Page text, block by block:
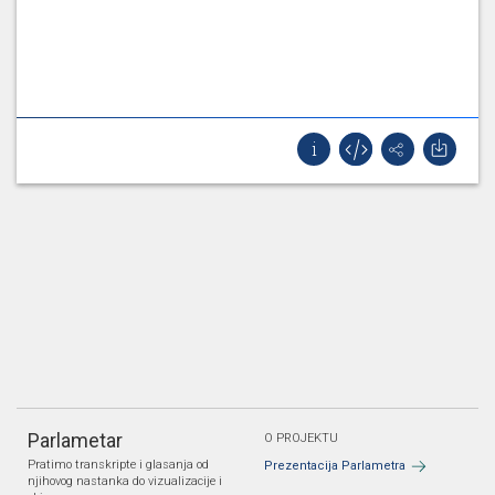
Parlametar
Pratimo transkripte i glasanja od
njihovog nastanka do vizualizacije i
O PROJEKTU
Prezentacija Parlametra